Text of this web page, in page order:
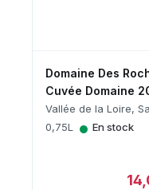
Domaine Des
Cuvée Domaine
Vallée de la Loire,
0,75L
• En stock